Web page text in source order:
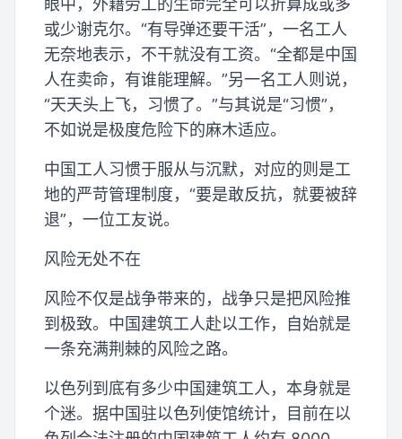
眼中，外籍劳工的生命完全可以折算成或多
或少谢克尔。“有导弹还要干活”，一名工人
无奈地表示，不干就没有工资。“全都是中国
人在卖命，有谁能理解。”另一名工人则说，
“天天头上飞，习惯了。”与其说是“习惯”，
不如说是极度危险下的麻木适应。
中国工人习惯于服从与沉默，对应的则是工
地的严苛管理制度，“要是敢反抗，就要被辞
退”，一位工友说。
风险无处不在
风险不仅是战争带来的，战争只是把风险推
到极致。中国建筑工人赴以工作，自始就是
一条充满荆棘的风险之路。
以色列到底有多少中国建筑工人，本身就是
个迷。据中国驻以色列使馆统计，目前在以